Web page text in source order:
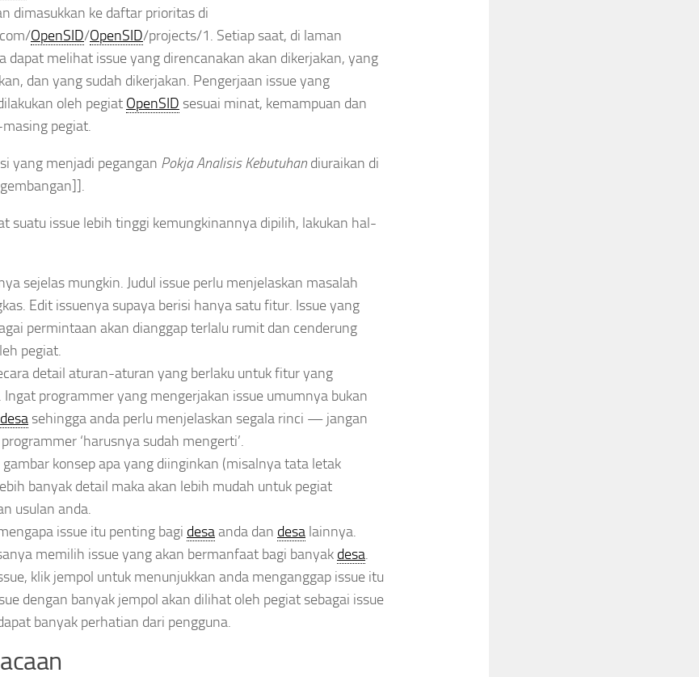
dimasukkan ke daftar prioritas di
OpenSID/OpenSID/projects/1. Setiap saat, di laman
dapat melihat issue yang direncanakan akan dikerjakan, yang
dan yang sudah dikerjakan. Pengerjaan issue yang
oleh pegiat OpenSID sesuai minat, kemampuan dan
pegiat.
yang menjadi pegangan Pokja Analisis Kebutuhan diuraikan di
suatu issue lebih tinggi kemungkinannya dipilih, lakukan hal-
sejelas mungkin. Judul issue perlu menjelaskan masalah
Edit issuenya supaya berisi hanya satu fitur. Issue yang
permintaan akan dianggap terlalu rumit dan cenderung
pegiat.
detail aturan-aturan yang berlaku untuk fitur yang
Ingat programmer yang mengerjakan issue umumnya bukan
desa sehingga anda perlu menjelaskan segala rinci — jangan
‘harusnya sudah mengerti’.
konsep apa yang diinginkan (misalnya tata letak
banyak detail maka akan lebih mudah untuk pegiat
usulan anda.
issue itu penting bagi desaanda dan desa lainnya.
memilih issue yang akan bermanfaat bagi banyak desa.
klik jempol untuk menunjukkan anda menganggap issue itu
dengan banyak jempol akan dilihat oleh pegiat sebagai issue
banyak perhatian dari pengguna.